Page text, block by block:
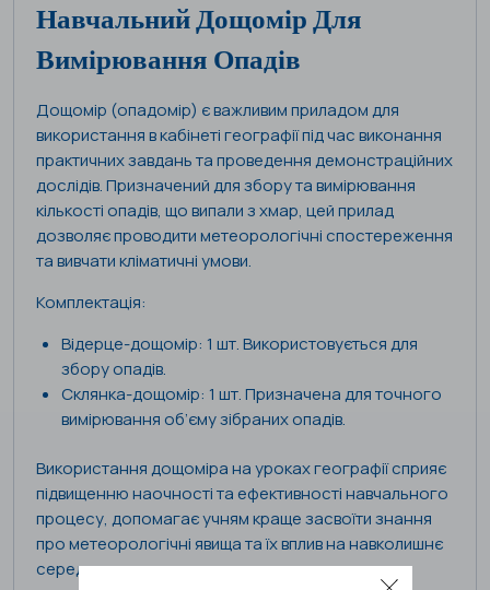
Навчальний Дощомір Для
Вимірювання Опадів
Дощомір (опадомір) є важливим приладом для
використання в кабінеті географії під час виконання
практичних завдань та проведення демонстраційних
дослідів. Призначений для збору та вимірювання
кількості опадів, що випали з хмар, цей прилад
дозволяє проводити метеорологічні спостереження
та вивчати кліматичні умови.
Комплектація:
Відерце-дощомір: 1 шт. Використовується для
збору опадів.
Склянка-дощомір: 1 шт. Призначена для точного
вимірювання об’єму зібраних опадів.
Використання дощоміра на уроках географії сприяє
підвищенню наочності та ефективності навчального
процесу, допомагає учням краще засвоїти знання
про метеорологічні явища та їх вплив на навколишнє
середовище.